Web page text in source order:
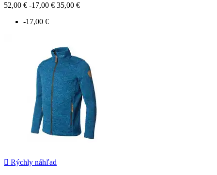
52,00 € -17,00 € 35,00 €
-17,00 €
 Rýchly náhľad